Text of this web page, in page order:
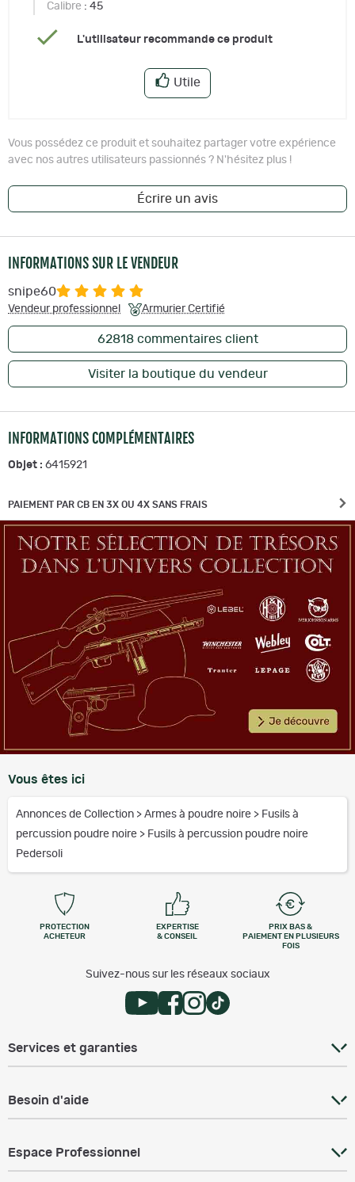
Calibre : 45
L'utilisateur recommande ce produit
Utile
Vous possédez ce produit et souhaitez partager votre expérience
avec nos autres utilisateurs passionnés ? N'hésitez plus !
Écrire un avis
INFORMATIONS SUR LE VENDEUR
snipe60
Vendeur professionnel Armurier Certifié
62818commentaires client
Visiter la boutique du vendeur
INFORMATIONS COMPLÉMENTAIRES
Objet : 6415921
PAIEMENT PAR CB EN 3X OU 4X SANS FRAIS
Vous êtes ici
Annonces de Collection > Armes à poudre noire > Fusils à
percussion poudre noire > Fusils à percussion poudre noire
Pedersoli
PROTECTION
ACHETEUR
EXPERTISE
& CONSEIL
PRIX BAS &
PAIEMENT EN PLUSIEURS
FOIS
Suivez-nous sur les réseaux sociaux
Services et garanties
Besoin d'aide
Espace Professionnel